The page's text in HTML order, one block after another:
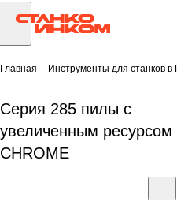
Главная Инструменты для станков в
Серия 285 пилы с
увеличенным ресурсом
CHROME